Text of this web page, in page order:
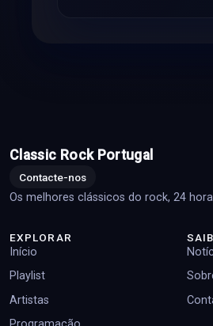
Classic Rock Portugal
Contacte-nos
Os melhores clássicos do rock, 24
EXPLORAR
Início
Playlist
Artistas